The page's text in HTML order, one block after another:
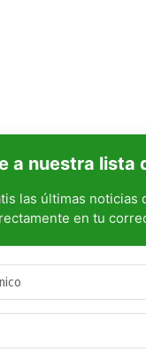
a nuestra lista
las últimas noticias
en tu